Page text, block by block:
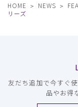
HOME NEWS
リーズ
友だち追加で今すぐ
品やお得